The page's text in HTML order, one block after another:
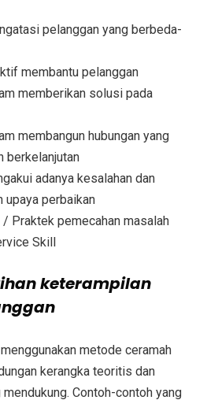
pelanggan yang berbeda-
membantu pelanggan
memberikan solusi pada
membangun hubungan yang
berkelanjutan
adanya kesalahan dan
upaya perbaikan
Praktek pemecahan masalah
Skill
keterampilan
metode ceramah
kerangka teoritis dan
Contoh-contoh yang